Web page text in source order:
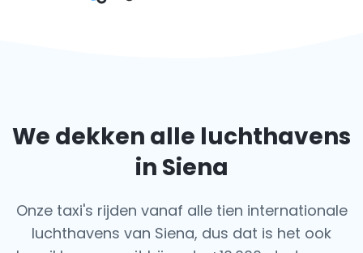
We dekken alle luchthavens
in Siena
Onze taxi's rijden vanaf alle tien internationale
luchthavens van Siena, dus dat is het ook